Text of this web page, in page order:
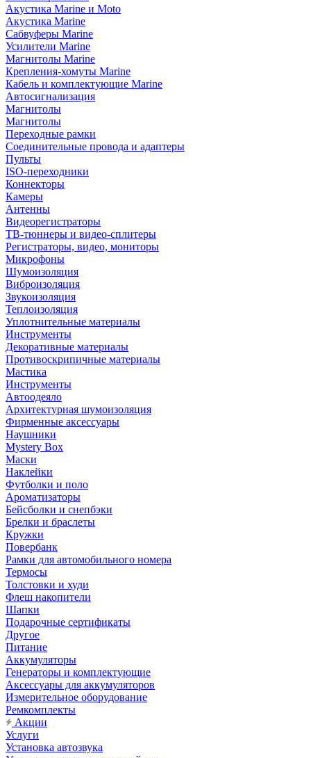
Акустика Marine и Moto
Акустика Marine
Сабвуферы Marine
Усилители Marine
Магнитолы Marine
Крепления-хомуты Marine
Кабель и комплектующие Marine
Автосигнализация
Магнитолы
Магнитолы
Переходные рамки
Соединительные провода и адаптеры
Пульты
ISO-переходники
Коннекторы
Камеры
Антенны
Видеорегистраторы
ТВ-тюннеры и видео-сплитеры
Регистраторы, видео, мониторы
Микрофоны
Шумоизоляция
Виброизоляция
Звукоизоляция
Теплоизоляция
Уплотнительные материалы
Инструменты
Декоративные материалы
Противоскрипичные материалы
Мастика
Инструменты
Автоодеяло
Архитектурная шумоизоляция
Фирменные аксессуары
Наушники
Mystery Box
Маски
Наклейки
Футболки и поло
Ароматизаторы
Бейсболки и снепбэки
Брелки и браслеты
Кружки
Повербанк
Рамки для автомобильного номера
Термосы
Толстовки и худи
Флеш накопители
Шапки
Подарочные сертификаты
Другое
Питание
Аккумуляторы
Генераторы и комплектующие
Аксессуары для аккумуляторов
Измерительное оборудование
Ремкомплекты
Акции
Услуги
Установка автозвука